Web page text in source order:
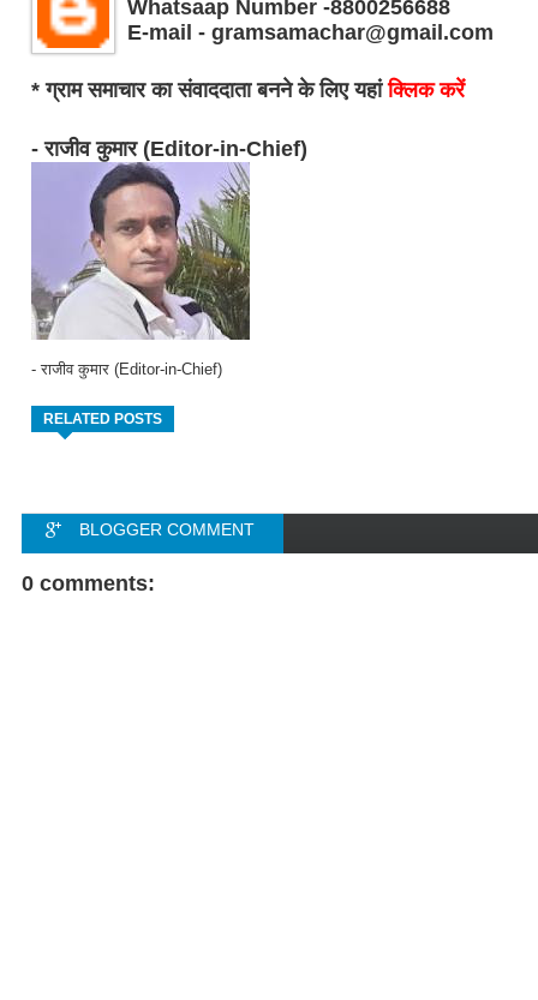
Whatsaap Number -8800256688
E-mail - gramsamachar@gmail.com
* ग्राम समाचार का संवाददाता बनने के लिए यहांक्लिक करें
- राजीव कुमार (Editor-in-Chief)
- राजीव कुमार (Editor-in-Chief)
RELATED POSTS
BLOGGER COMMENT
FACEBOOK COMMENT
0 comments: